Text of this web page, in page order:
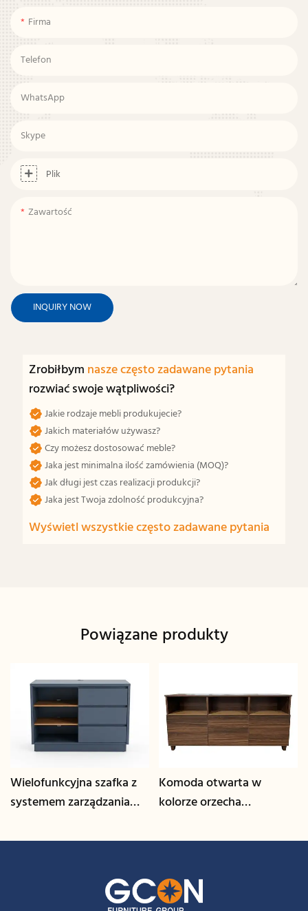
Firma
Telefon
WhatsApp
Skype
Plik
Zawartość
INQUIRY NOW
Zrobiłbym nasze często zadawane pytania
rozwiać swoje wątpliwości?
Jakie rodzaje mebli produkujecie?
Jakich materiałów używasz?
Czy możesz dostosować meble?
Jaka jest minimalna ilość zamówienia (MOQ)?
Jak długi jest czas realizacji produkcji?
Jaka jest Twoja zdolność produkcyjna?
Wyświetl wszystkie często zadawane pytania
Powiązane produkty
Wielofunkcyjna szafka z
systemem zarządzania
Komoda otwarta w
kolorze orzecha
GCON